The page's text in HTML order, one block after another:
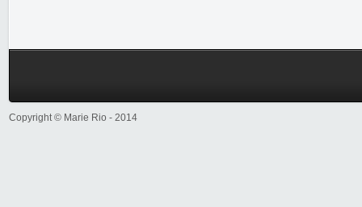
Copyright © Marie Rio - 2014